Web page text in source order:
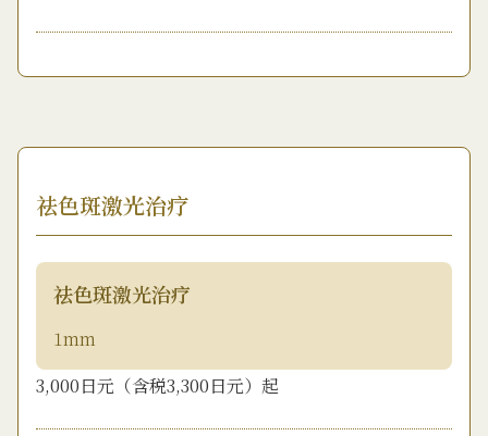
祛色斑激光治疗
祛色斑激光治疗
1mm
3,000日元（含税3,300日元）起